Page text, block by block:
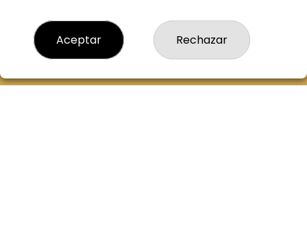
LEGAL
Aviso Legal
Política de Privacidad
Condiciones de Compra
Aceptar Rechazar